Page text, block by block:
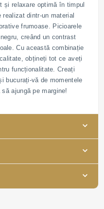
și relaxare optimă în timpul
dintr-un material
frumoase. Picioarele
creând un contrast
Cu această combinație
obțineți tot ce aveți
funcționalitate. Creați
bucurați-vă de momentele
ajungă pe margine!